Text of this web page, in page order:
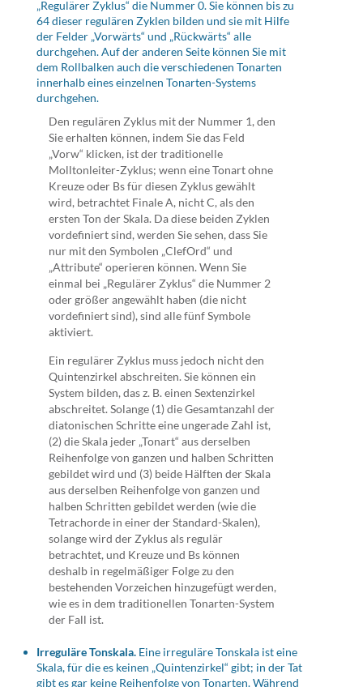
„Regulärer Zyklus“ die Nummer 0. Sie können bis zu
64 dieser regulären Zyklen bilden und sie mit Hilfe
der Felder „Vorwärts“ und „Rückwärts“ alle
durchgehen. Auf der anderen Seite können Sie mit
dem Rollbalken auch die verschiedenen Tonarten
innerhalb eines einzelnen Tonarten-Systems
durchgehen.
Den regulären Zyklus mit der Nummer 1, den
Sie erhalten können, indem Sie das Feld
„Vorw“ klicken, ist der traditionelle
Molltonleiter-Zyklus; wenn eine Tonart ohne
Kreuze oder Bs für diesen Zyklus gewählt
wird, betrachtet Finale A, nicht C, als den
ersten Ton der Skala. Da diese beiden Zyklen
vordefiniert sind, werden Sie sehen, dass Sie
nur mit den Symbolen „ClefOrd“ und
„Attribute“ operieren können. Wenn Sie
einmal bei „Regulärer Zyklus“ die Nummer 2
oder größer angewählt haben (die nicht
vordefiniert sind), sind alle fünf Symbole
aktiviert.
Ein regulärer Zyklus muss jedoch nicht den
Quintenzirkel abschreiten. Sie können ein
System bilden, das z. B. einen Sextenzirkel
abschreitet. Solange (1) die Gesamtanzahl der
diatonischen Schritte eine ungerade Zahl ist,
(2) die Skala jeder „Tonart“ aus derselben
Reihenfolge von ganzen und halben Schritten
gebildet wird und (3) beide Hälften der Skala
aus derselben Reihenfolge von ganzen und
halben Schritten gebildet werden (wie die
Tetrachorde in einer der Standard-Skalen),
solange wird der Zyklus als regulär
betrachtet, und Kreuze und Bs können
deshalb in regelmäßiger Folge zu den
bestehenden Vorzeichen hinzugefügt werden,
wie es in dem traditionellen Tonarten-System
der Fall ist.
Irreguläre Tonskala. Eine irreguläre Tonskala ist eine
Skala, für die es keinen „Quintenzirkel“ gibt; in der Tat
gibt es gar keine Reihenfolge von Tonarten. Während